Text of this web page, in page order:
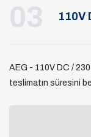
03 110V
AEG - 110V DC /
teslimatın süresini